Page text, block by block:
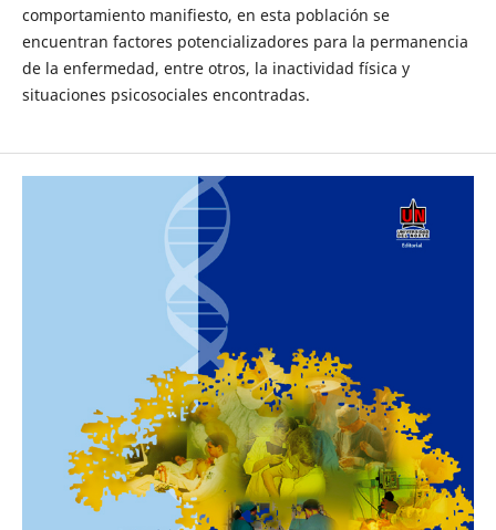
comportamiento manifiesto, en esta población se
encuentran factores potencializadores para la permanencia
de la enfermedad, entre otros, la inactividad física y
situaciones psicosociales encontradas.